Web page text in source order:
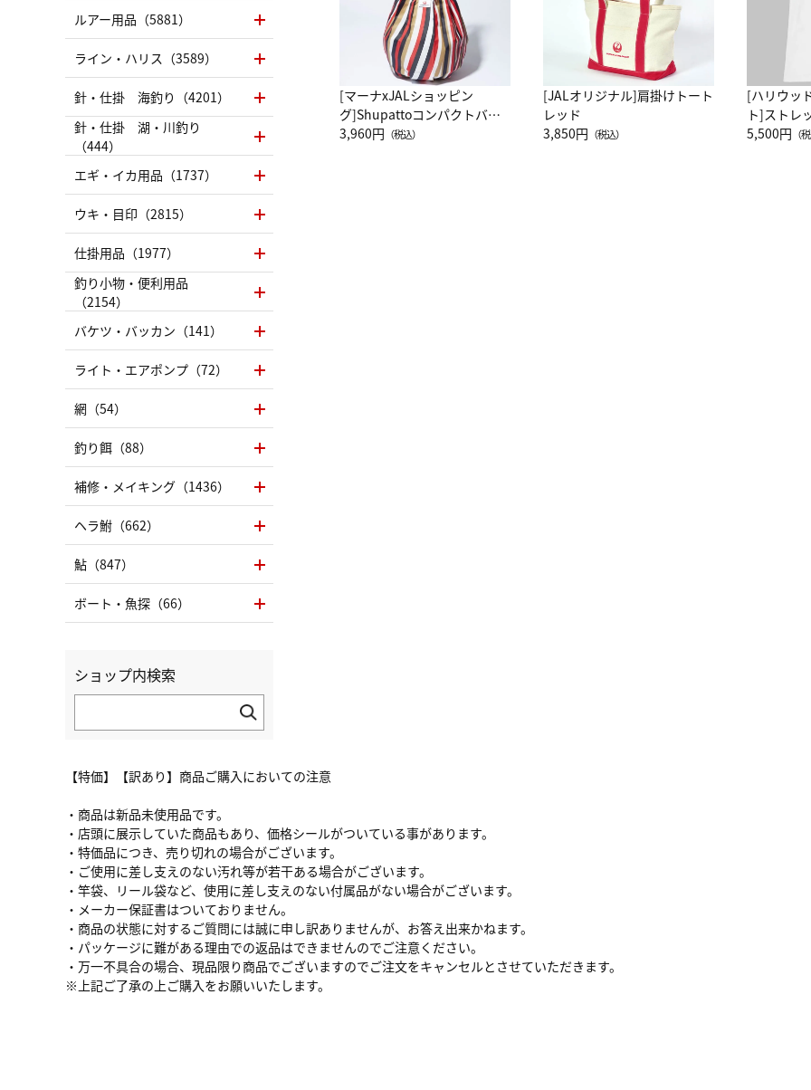
[マーナxJALショッピン
グ]Shupattoコンパクトバッ
グ Drop JAL客室乗務員
3,960円 （税込）
[JALオリジナル]肩掛けトート
レッド
3,850円 （税込）
[ハリウッ
ト]ストレ
ーネック
5,500円 （
【特価】【訳あり】商品ご購入においての注意
・商品は新品未使用品です。
・店頭に展示していた商品もあり、価格シールがついている事があります。
・特価品につき、売り切れの場合がございます。
・ご使用に差し支えのない汚れ等が若干ある場合がございます。
・竿袋、リール袋など、使用に差し支えのない付属品がない場合がございます。
・メーカー保証書はついておりません。
・商品の状態に対するご質問には誠に申し訳ありませんが、お答え出来かねます。
・パッケージに難がある理由での返品はできませんのでご注意ください。
・万一不具合の場合、現品限り商品でございますのでご注文をキャンセルとさせていただきます。
※上記ご了承の上ご購入をお願いいたします。
ルアー用品（5881）
ライン・ハリス（3589）
針・仕掛 海釣り（4201）
針・仕掛 湖・川釣り
（444）
エギ・イカ用品（1737）
ウキ・目印（2815）
仕掛用品（1977）
釣り小物・便利用品
（2154）
バケツ・バッカン（141）
ライト・エアポンプ（72）
網（54）
釣り餌（88）
補修・メイキング（1436）
ヘラ鮒（662）
鮎（847）
ボート・魚探（66）
ショップ内検索